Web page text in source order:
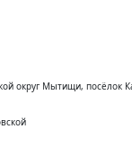
округ Мытищи, посёлок